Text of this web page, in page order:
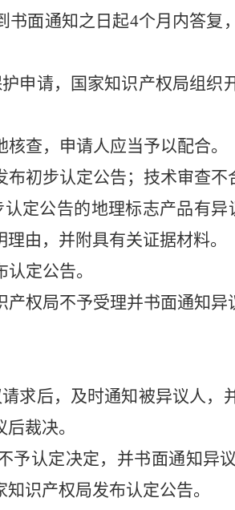
书面通知之日起4个月内答复
申请，国家知识产权局组织
查，申请人应当予以配合。
初步认定公告；技术审查不
定公告的地理标志产品有
由，并附具有关证据材料。
定公告。
权局不予受理并书面通知异
求后，及时通知被异议人
裁决。
予认定决定，并书面通知异
识产权局发布认定公告。